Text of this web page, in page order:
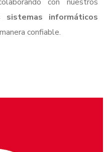
sistemas informáticos
confiable.